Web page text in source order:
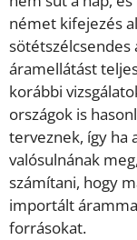
német kifejezés
sötétszélcsendes
áramellátást
korábbi
országok is
terveznek, így ha
valósulnának
számítani, hogy
importált
forrásokat.